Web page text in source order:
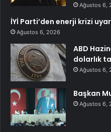
Ağustos 6,
İYİ Parti’den enerji krizi
Ağustos 6, 2026
ABD
dolarlık
Ağustos 6,
Başkan
Ağustos 6,